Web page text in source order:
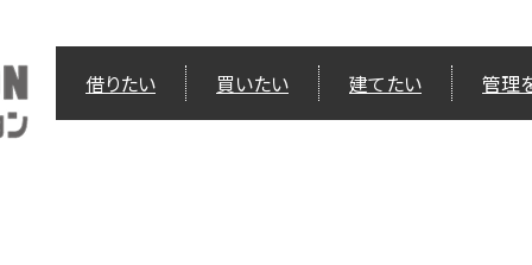
借りたい 買いたい 建てたい 管理